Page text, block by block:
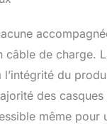
de charge.
du
des
même